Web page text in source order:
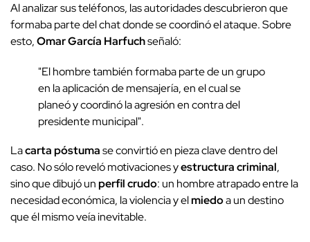
Al analizar sus teléfonos, las autoridades descubrieron que
formaba parte del chat donde se coordinó el ataque. Sobre
esto,Omar García Harfuchseñaló:
"El hombre también formaba parte de un grupo
en la aplicación de mensajería, en el cual se
planeó y coordinó la agresión en contra del
presidente municipal".
Lacarta póstumase convirtió en pieza clave dentro del
caso. No sólo reveló motivaciones yestructura criminal,
sino que dibujó unperfil crudo: un hombre atrapado entre la
necesidad económica, la violencia y elmiedoa un destino
que él mismo veía inevitable.